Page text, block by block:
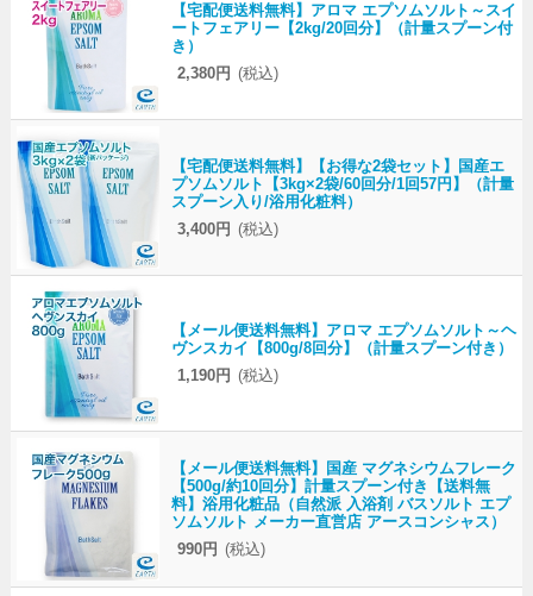
【宅配便送料無料】アロマ エプソムソルト～スイ
ートフェアリー【2kg/20回分】（計量スプーン付
き）
2,380円 (税込)
【宅配便送料無料】【お得な2袋セット】国産エ
プソムソルト【3kg×2袋/60回分/1回57円】（計量
スプーン入り/浴用化粧料）
3,400円 (税込)
【メール便送料無料】アロマ エプソムソルト～ヘ
ヴンスカイ【800g/8回分】（計量スプーン付き）
1,190円 (税込)
【メール便送料無料】国産 マグネシウムフレーク
【500g/約10回分】計量スプーン付き【送料無
料】浴用化粧品（自然派 入浴剤 バスソルト エプ
ソムソルト メーカー直営店 アースコンシャス）
990円 (税込)